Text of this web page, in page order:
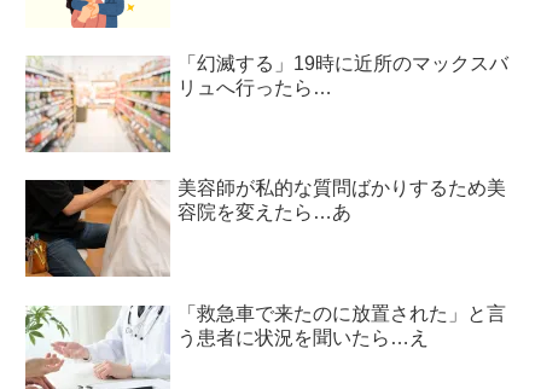
「幻滅する」19時に近所のマックスバ
リュへ行ったら…
美容師が私的な質問ばかりするため美
容院を変えたら…あ
「救急車で来たのに放置された」と言
う患者に状況を聞いたら…え